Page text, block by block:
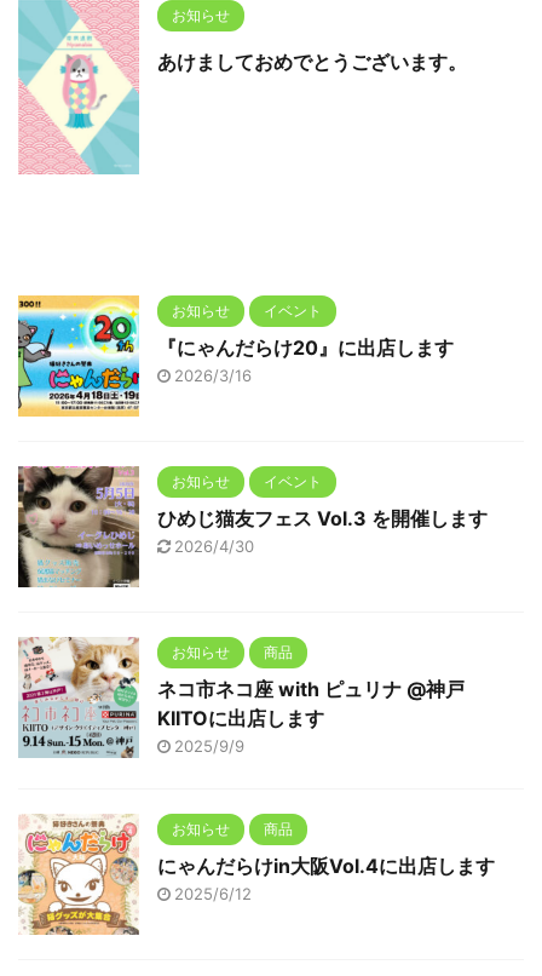
お知らせ
あけましておめでとうございます。
お知らせ イベント
『にゃんだらけ20』に出店します
2026/3/16
お知らせ イベント
ひめじ猫友フェス Vol.3 を開催します
2026/4/30
お知らせ 商品
ネコ市ネコ座 with ピュリナ @神戸
KIITOに出店します
2025/9/9
お知らせ 商品
にゃんだらけin大阪Vol.4に出店します
2025/6/12